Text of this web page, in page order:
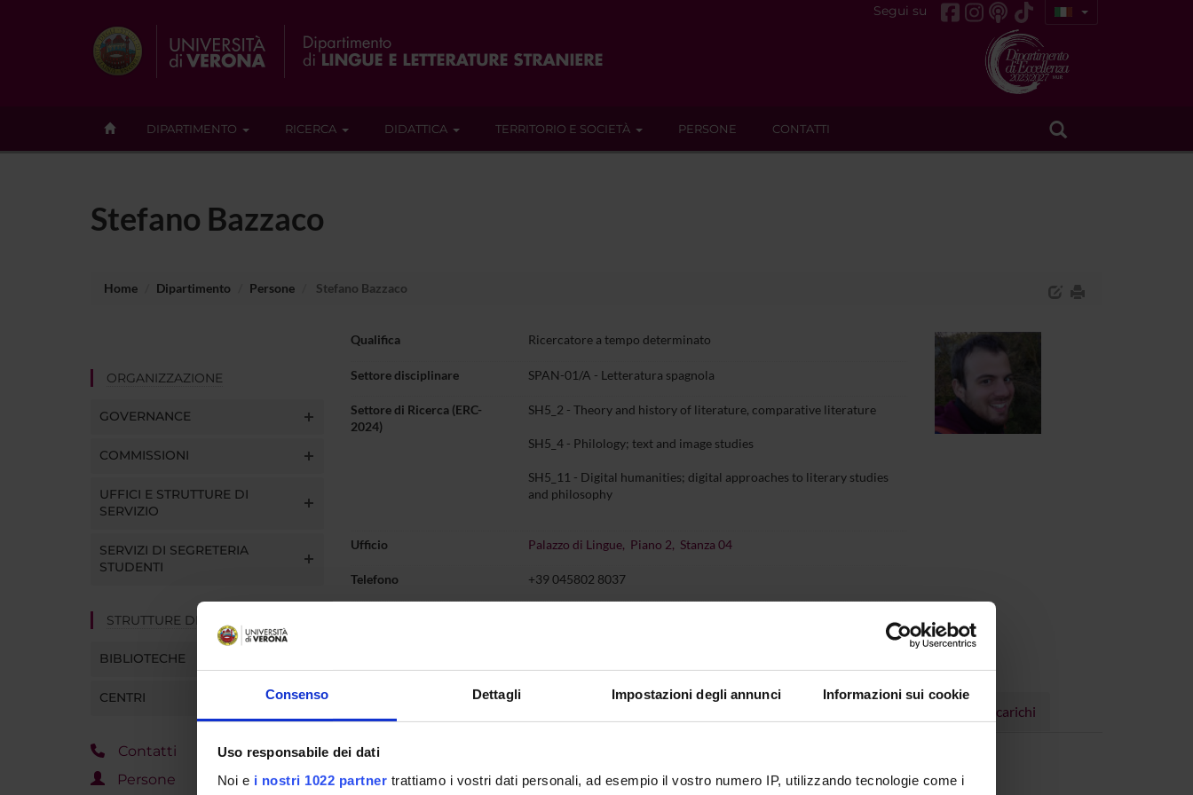
Consenso Dettagli Impostazioni degli annunci Informazioni sui cookie
Uso responsabile dei dati
Noi e i nostri 1022 partner trattiamo i vostri dati personali, ad esempio il vostro numero IP, utilizzando tecnologie come i
Segui su
DIPARTIMENTO RICERCA DIDATTICA TERRITORIO E SOCIETÀ PERSONE CONTATTI
Stefano Bazzaco
Home Dipartimento Persone Stefano Bazzaco
ORGANIZZAZIONE
GOVERNANCE
COMMISSIONI
UFFICI E STRUTTURE DI
SERVIZIO
SERVIZI DI SEGRETERIA
STUDENTI
STRUTTURE DEL DIPARTIMENTO
BIBLIOTECHE
CENTRI
Contatti
Persone
Qualifica Ricercatore a tempo determinato
Settore disciplinare SPAN-01/A - Letteratura spagnola
Settore di Ricerca (ERC-
2024)
SH5_2 - Theory and history of literature, comparative literature
SH5_4 - Philology; text and image studies
SH5_11 - Digital humanities; digital approaches to literary studies
and philosophy
Ufficio Palazzo di Lingue, Piano 2, Stanza 04
Telefono +39 045802 8037
Incarichi